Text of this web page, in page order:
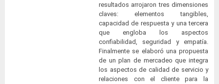
resultados arrojaron tres dimensiones
claves: elementos tangibles,
capacidad de respuesta y una tercera
que engloba los aspectos
confiabilidad, seguridad y empatía.
Finalmente se elaboró una propuesta
de un plan de mercadeo que integra
los aspectos de calidad de servicio y
relaciones con el cliente para la